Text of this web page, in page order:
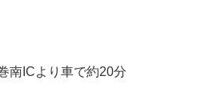
南ICより車で約20分